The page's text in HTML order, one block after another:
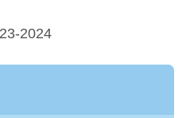
2024